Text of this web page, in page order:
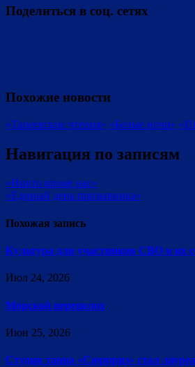
Поделиться в соц. сетях
Похожие новости
«Тареевские чтения» «Белые ночи»
Навигация по записям
«Никто кроме нас»
«Единый день призывника»
Похожая запись
Культура для участников СВО и их
Июл 24, 2026
Морской переполох
Июн 25, 2026
Студия танца «Сюрприз» стал